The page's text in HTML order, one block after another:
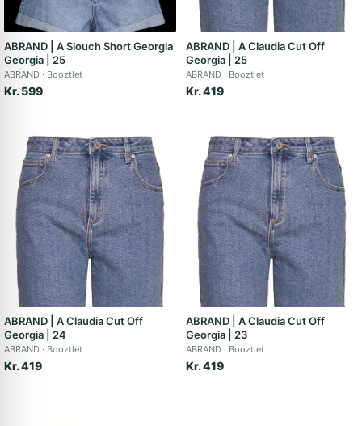
ABRAND | A Slouch Short Georgia
Georgia | 25
ABRAND Booztlet
Kr. 599
ABRAND | A Claudia Cut Off
Georgia | 25
ABRAND Booztlet
Kr. 419
ABRAND | A Claudia Cut Off
Georgia | 24
ABRAND Booztlet
Kr. 419
ABRAND | A Claudia Cut Off
Georgia | 23
ABRAND Booztlet
Kr. 419